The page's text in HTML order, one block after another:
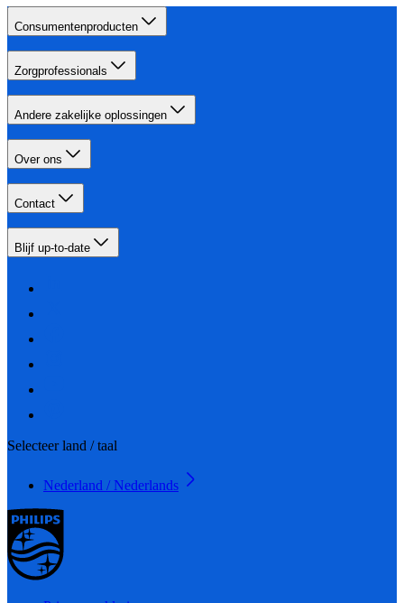
Consumentenproducten
Zorgprofessionals
Andere zakelijke oplossingen
Over ons
Contact
Blijf up-to-date
Selecteer land / taal
Nederland / Nederlands